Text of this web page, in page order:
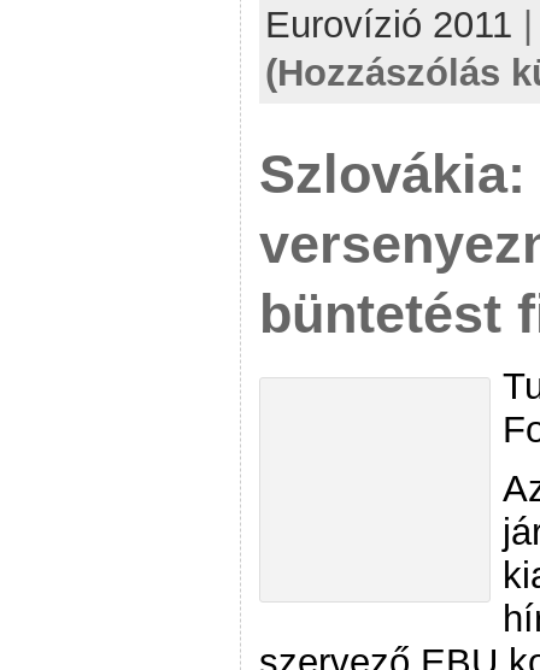
Eurovízió 2011
(Hozzászólás
büntetést